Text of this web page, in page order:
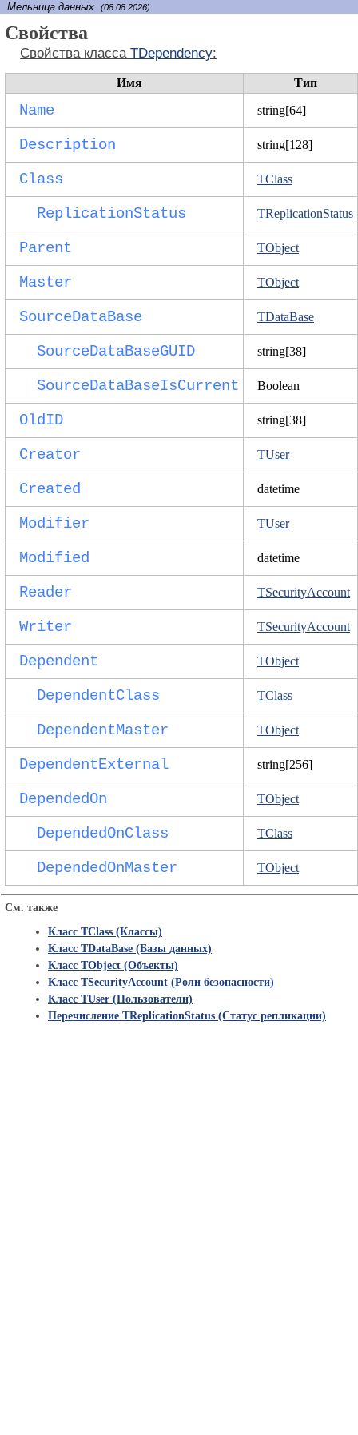
Мельница данных (08.08.2026)
Свойства
Свойства класса TDependency:
Имя Тип
Name string[64]
Description string[128]
Class TClass
ReplicationStatus TReplicationStatus
Parent TObject
Master TObject
SourceDataBase TDataBase
SourceDataBaseGUID string[38]
SourceDataBaseIsCurrent Boolean
OldID string[38]
Creator TUser
Created datetime
Modifier TUser
Modified datetime
Reader TSecurityAccount
Writer TSecurityAccount
Dependent TObject
DependentClass TClass
DependentMaster TObject
DependentExternal string[256]
DependedOn TObject
DependedOnClass TClass
DependedOnMaster TObject
См. также
Класс TClass (Классы)
Класс TDataBase (Базы данных)
Класс TObject (Объекты)
Класс TSecurityAccount (Роли безопасности)
Класс TUser (Пользователи)
Перечисление TReplicationStatus (Статус репликации)